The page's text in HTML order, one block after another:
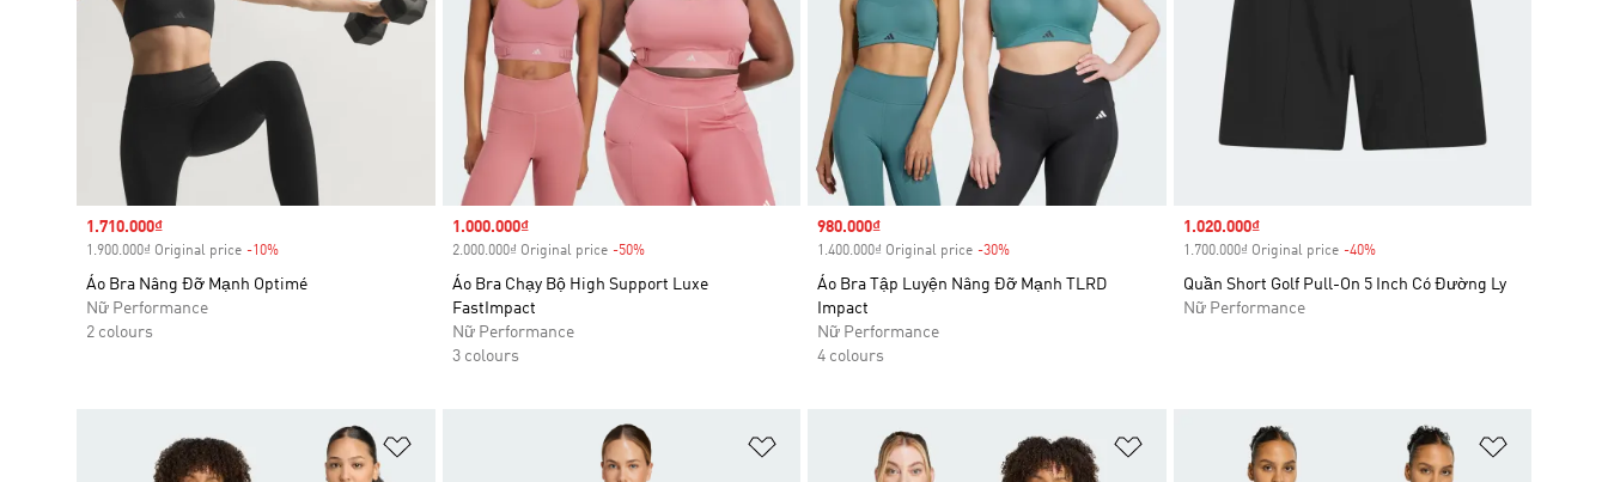
Sale price
1.710.000₫
1.900.000₫ Original price -10%
Áo Bra Nâng Đỡ Mạnh Optimé
Nữ Performance
2 colours
Sale price
1.000.000₫
2.000.000₫ Original price -50%Discount
Áo Bra Chạy Bộ High Support Luxe
FastImpact
Nữ Performance
3 colours
Sale price
980.000₫
1.400.000₫ Original price -30%
Áo Bra Tập Luyện Nâng Đỡ Mạnh TLRD
Impact
Nữ Performance
4 colours
Sale price
1.020.000₫
1.700.000₫ Original price -40%Discount
Quần Short Golf Pull-On 5 Inch Có Đường Ly
Nữ Performance
Add to Wishlist Add to Wishlist